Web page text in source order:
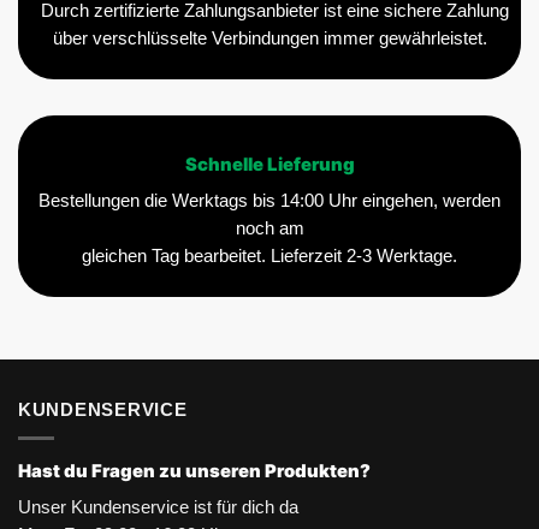
Durch zertifizierte Zahlungsanbieter ist eine sichere Zahlung
über verschlüsselte Verbindungen immer gewährleistet.
Schnelle Lieferung
Bestellungen die Werktags bis 14:00 Uhr eingehen, werden
noch am
gleichen Tag bearbeitet. Lieferzeit 2-3 Werktage.
KUNDENSERVICE
Hast du Fragen zu unseren Produkten?
Unser Kundenservice ist für dich da